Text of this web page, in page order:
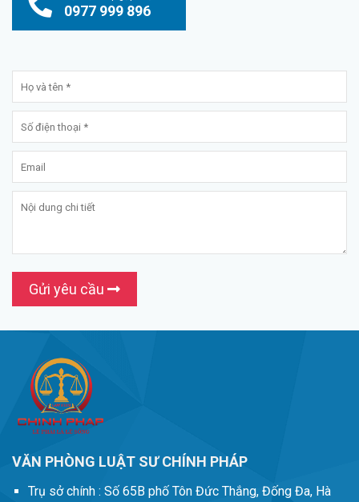
0977 999 896
Gửi yêu cầu
VĂN PHÒNG LUẬT SƯ CHÍNH PHÁP
Trụ sở chính : Số 65B phố Tôn Đức Thắng, Đống Đa, Hà